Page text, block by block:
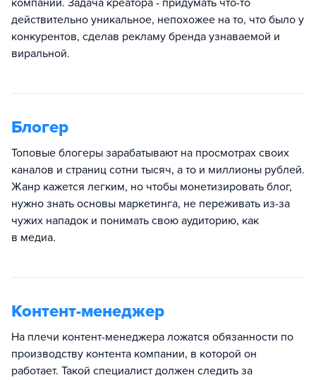
компании. Задача креатора - придумать что-то
действительно уникальное, непохожее на то, что было у
конкурентов, сделав рекламу бренда узнаваемой и
виральной.
Блогер
Топовые блогеры зарабатывают на просмотрах своих
каналов и страниц сотни тысяч, а то и миллионы рублей.
Жанр кажется легким, но чтобы монетизировать блог,
нужно знать основы маркетинга, не переживать из-за
чужих нападок и понимать свою аудиторию, как
в медиа.
Контент-менеджер
На плечи контент-менеджера ложатся обязанности по
производству контента компании, в которой он
работает. Такой специалист должен следить за